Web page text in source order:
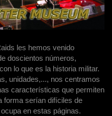
les hemos venido
doscientos números,
lo que es la historia militar.
unidades,..., nos centramos
características que permiten
forma serían difíciles de
en estas páginas.